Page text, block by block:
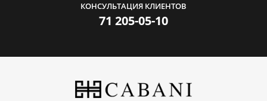
КОНСУЛЬТАЦИЯ КЛИЕНТОВ
71 205-05-10